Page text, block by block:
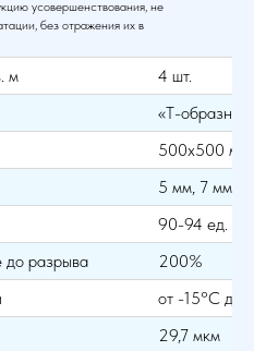
усовершенствования, не
без отражения их в
м
4 шт.
«Т-
500х500 мм
5 мм, 7 мм
90-94 ед.
до разрыва
200%
от -15°С до
29,7 мкм